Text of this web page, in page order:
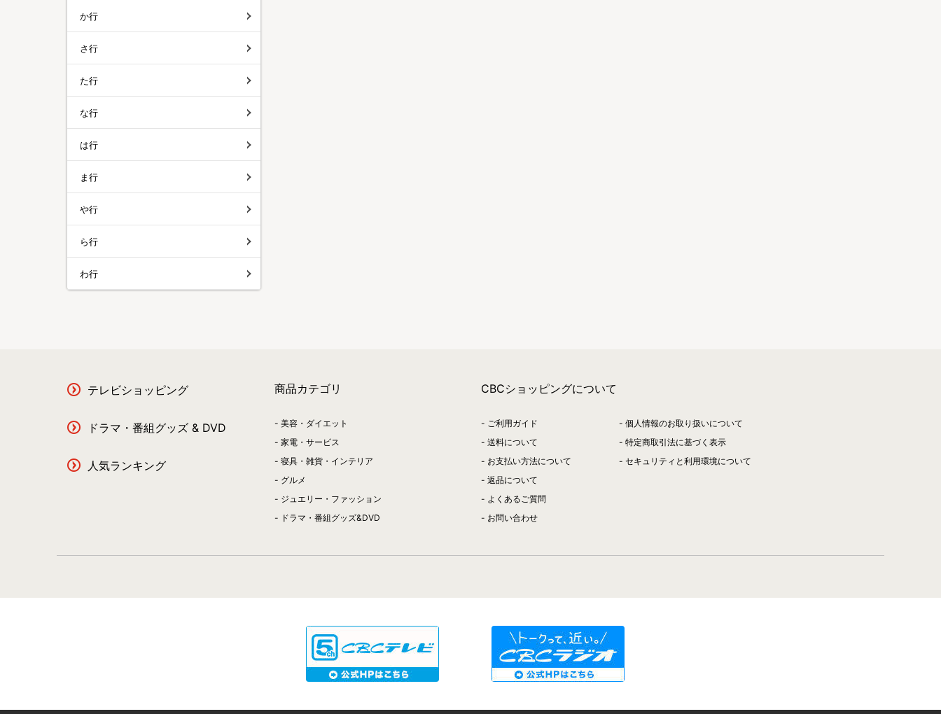
か行
さ行
た行
な行
は行
ま行
や行
ら行
わ行
テレビショッピング
ドラマ・番組グッズ & DVD
人気ランキング
商品カテゴリ
美容・ダイエット
家電・サービス
寝具・雑貨・インテリア
グルメ
ジュエリー・ファッション
ドラマ・番組グッズ&DVD
CBCショッピングについて
ご利用ガイド
送料について
お支払い方法について
返品について
よくあるご質問
お問い合わせ
個人情報のお取り扱いについて
特定商取引法に基づく表示
セキュリティと利用環境について